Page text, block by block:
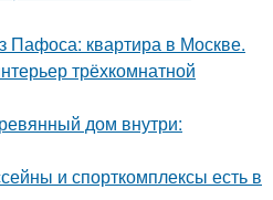
Пафоса: квартира в Москве.
трёхкомнатной
дом внутри:
и спорткомплексы есть в